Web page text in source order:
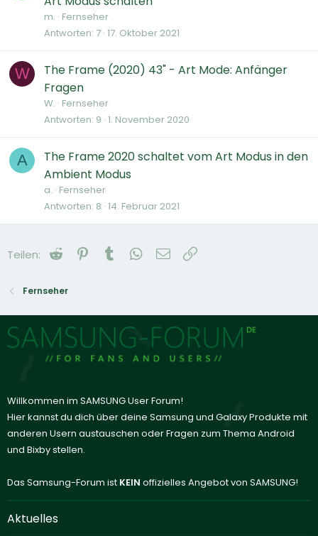
m. Fernseher
Antworten 7 17. Oktober 2021
W
The Frame (2020) 43" - Art Mode: Anfänger
Fragen
W. Fernseher
Antworten 9 1. November 2020
A
The Frame 2020 schaltet vom Art Modus in den
Ambient Modus
a. Fernseher
Antworten 8 14. Februar 2021
Teilen: Reddit Pinterest
Tumblr WhatsApp
E-Mail
Fernseher
Willkommen im SAMSUNG User Forum!
Hier kannst du dich über deine Samsung und Galaxy Produkte mit
anderen Usern austauschen oder Fragen zum Thema Android
und Bixby stellen.
Das Samsung-Forum ist KEIN offizielles Angebot von SAMSUNG!
Aktuelles